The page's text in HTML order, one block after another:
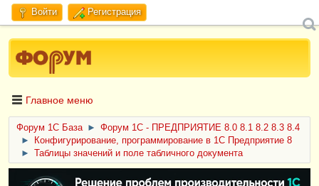
Войти Регистрация
Главное меню
Форум 1C База ►
Форум 1С - ПРЕДПРИЯТИЕ 8.0 8.1 8.2 8.3 8.4
►
Конфигурирование, программирование в 1С Предприятие 8
►
Таблицы значений и поле табличного документа